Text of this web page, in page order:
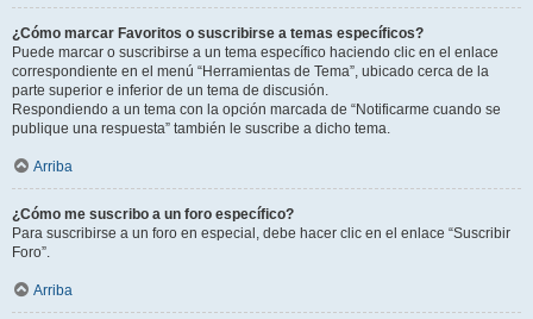
¿Cómo marcar Favoritos o suscribirse a temas específicos?
Puede marcar o suscribirse a un tema específico haciendo clic en el enlace
correspondiente en el menú “Herramientas de Tema”, ubicado cerca de la
parte superior e inferior de un tema de discusión.
Respondiendo a un tema con la opción marcada de “Notificarme cuando se
publique una respuesta” también le suscribe a dicho tema.
Arriba
¿Cómo me suscribo a un foro específico?
Para suscribirse a un foro en especial, debe hacer clic en el enlace “Suscribir
Foro”.
Arriba